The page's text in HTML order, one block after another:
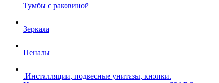
Тумбы с раковиной
Зеркала
Пеналы
.Инсталляции, подвесные унитазы, кнопки.